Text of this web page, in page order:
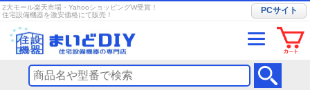
2大モール楽天市場・YahooショッピングW受賞！
住宅設備機器を激安価格にて販売！
PCサイト